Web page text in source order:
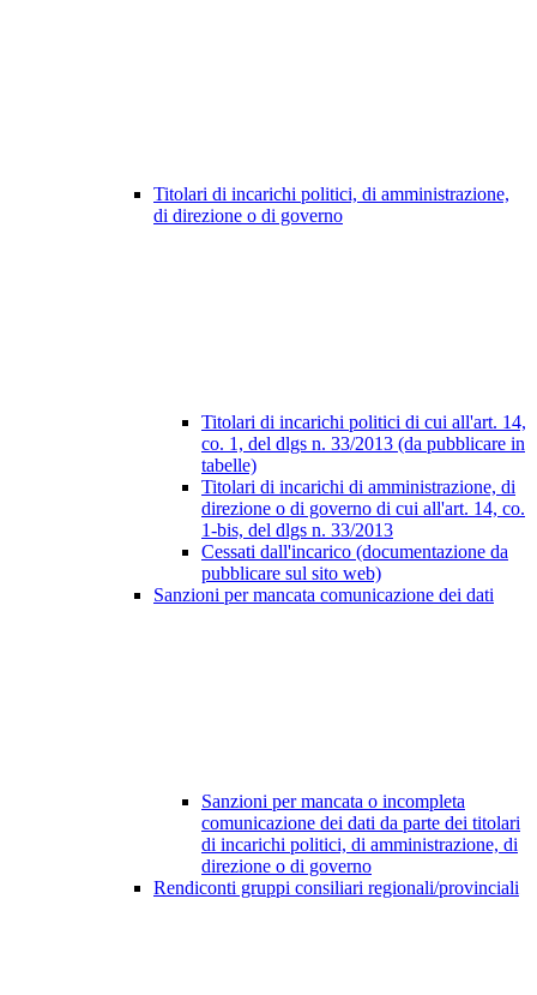
Titolari di incarichi politici, di amministrazione,
di direzione o di governo
Titolari di incarichi politici di cui all'art. 14,
co. 1, del dlgs n. 33/2013 (da pubblicare in
tabelle)
Titolari di incarichi di amministrazione, di
direzione o di governo di cui all'art. 14, co.
1-bis, del dlgs n. 33/2013
Cessati dall'incarico (documentazione da
pubblicare sul sito web)
Sanzioni per mancata comunicazione dei dati
Sanzioni per mancata o incompleta
comunicazione dei dati da parte dei titolari
di incarichi politici, di amministrazione, di
direzione o di governo
Rendiconti gruppi consiliari regionali/provinciali